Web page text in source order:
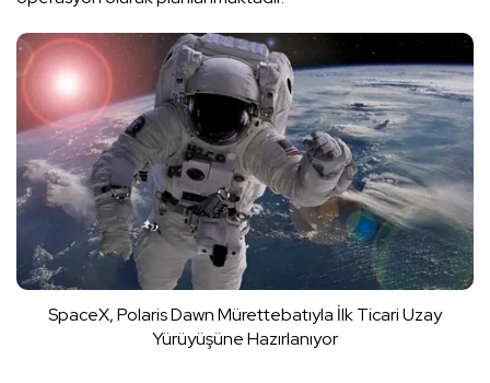
SpaceX, Polaris Dawn Mürettebatıyla İlk Ticari Uzay
Yürüyüşüne Hazırlanıyor